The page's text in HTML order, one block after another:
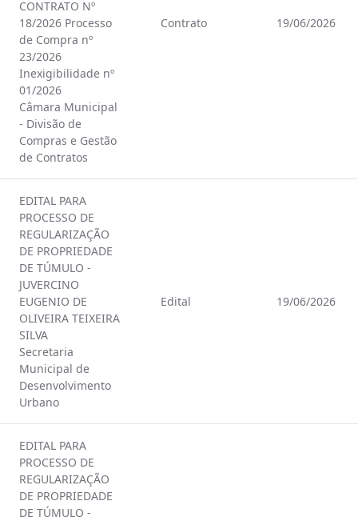
CONTRATO Nº
18/2026 Processo
de Compra nº
23/2026
Inexigibilidade nº
01/2026
Câmara Municipal
- Divisão de
Compras e Gestão
de Contratos
Contrato 19/06/2026
EDITAL PARA
PROCESSO DE
REGULARIZAÇÃO
DE PROPRIEDADE
DE TÚMULO -
JUVERCINO
EUGENIO DE
OLIVEIRA TEIXEIRA
SILVA
Secretaria
Municipal de
Desenvolvimento
Urbano
Edital 19/06/2026
EDITAL PARA
PROCESSO DE
REGULARIZAÇÃO
DE PROPRIEDADE
DE TÚMULO -